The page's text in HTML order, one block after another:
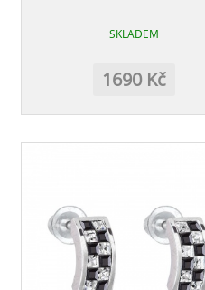
SKLADEM
1690 Kč